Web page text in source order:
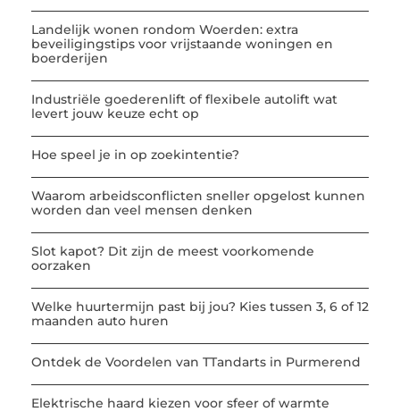
Landelijk wonen rondom Woerden: extra
beveiligingstips voor vrijstaande woningen en
boerderijen
Industriële goederenlift of flexibele autolift wat
levert jouw keuze echt op
Hoe speel je in op zoekintentie?
Waarom arbeidsconflicten sneller opgelost kunnen
worden dan veel mensen denken
Slot kapot? Dit zijn de meest voorkomende
oorzaken
Welke huurtermijn past bij jou? Kies tussen 3, 6 of 12
maanden auto huren
Ontdek de Voordelen van TTandarts in Purmerend
Elektrische haard kiezen voor sfeer of warmte